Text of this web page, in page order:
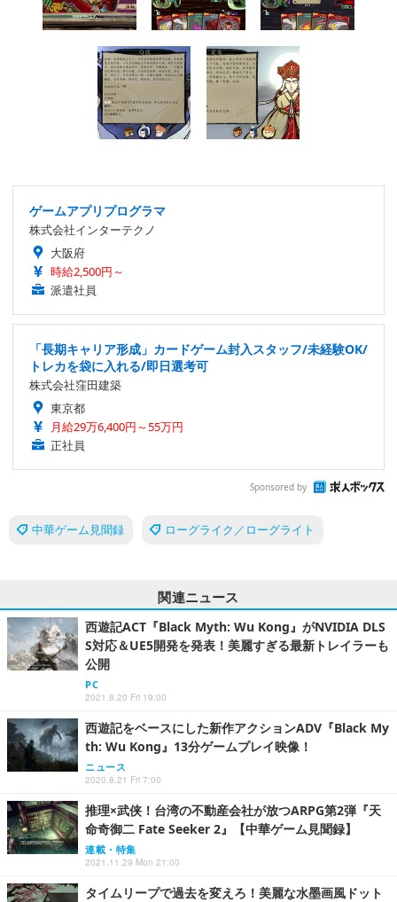
ゲームアプリプログラマ
株式会社インターテクノ
大阪府
時給2,500円～
派遣社員
「長期キャリア形成」カードゲーム封入スタッフ/未経験OK/
トレカを袋に入れる/即日選考可
株式会社窪田建築
東京都
月給29万6,400円～55万円
正社員
Sponsored by
中華ゲーム見聞録 ローグライク／ローグライト
関連ニュース
西遊記ACT『Black Myth: Wu Kong』がNVIDIA DLS
S対応＆UE5開発を発表！美麗すぎる最新トレイラーも
公開
PC
2021.8.20 Fri 19:00
西遊記をベースにした新作アクションADV『Black My
th: Wu Kong』13分ゲームプレイ映像！
ニュース
2020.8.21 Fri 7:00
推理×武侠！台湾の不動産会社が放つARPG第2弾『天
命奇御二 Fate Seeker 2』【中華ゲーム見聞録】
連載・特集
2021.11.29 Mon 21:00
タイムリープで過去を変えろ！美麗な水墨画風ドット